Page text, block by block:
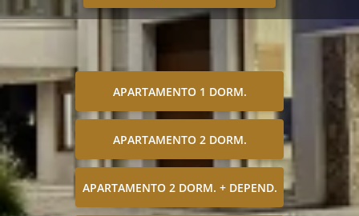
APARTAMENTO 1 DORM.
APARTAMENTO 2 DORM.
APARTAMENTO 2 DORM. + DEPEND.